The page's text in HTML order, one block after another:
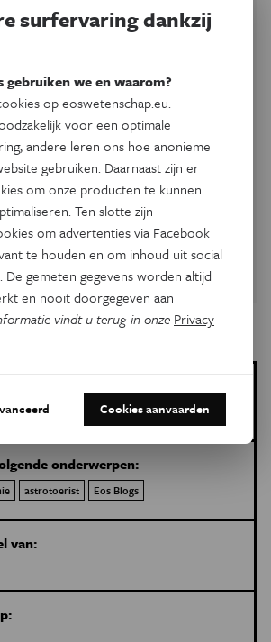
themanummer
vragen in
mensen zich rond een kampvuur
we ons af wie we zijn, waar we zijn en
Wat zijn die lichtpunten aan de hemel?
vandaan? Wat is het leven? Ook
die grote vragen ons bezig. In dit
je welke antwoorden de wetenschap
vandaag kan geven.
magazine (2,95 euro)
artikels van deze auteur
onderwerpen:
astrotoerist Eos Blogs
van:
surfervaring dankzij
gebruiken we en waarom?
op eoswetenschap.eu.
voor een optimale
andere leren ons hoe anonieme
gebruiken. Daarnaast zijn er
om onze producten te kunnen
Ten slotte zijn
om advertenties via Facebook
te houden en om inhoud uit social
De gemeten gegevens worden altijd
en nooit doorgegeven aan
vindt u terug in onze Privacy
Cookies aanvaarden